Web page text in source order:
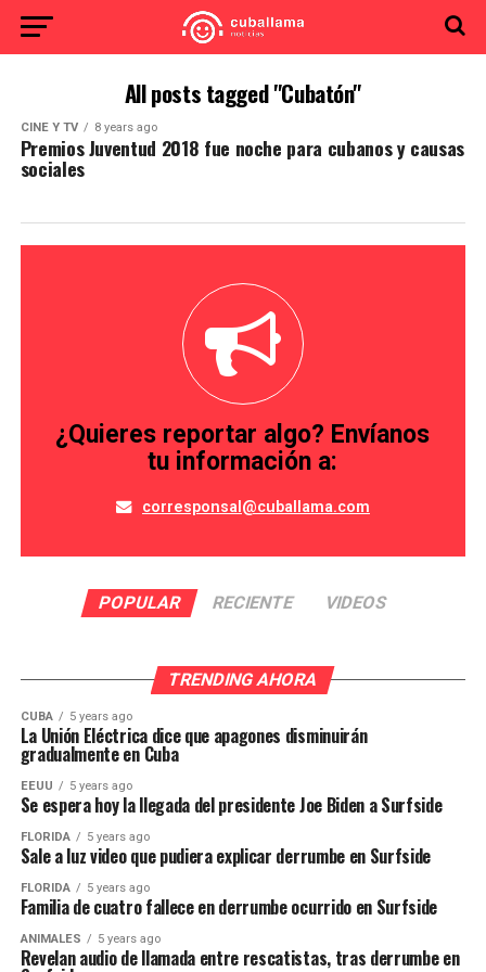
All posts tagged "Cubatón"
CINE Y TV 8 years ago
Premios Juventud 2018 fue noche para cubanos y causas
sociales
¿Quieres reportar algo? Envíanos
tu información a:
corresponsal@cuballama.com
POPULAR RECIENTE VIDEOS
TRENDING AHORA
CUBA 5 years ago
La Unión Eléctrica dice que apagones disminuirán
gradualmente en Cuba
EEUU 5 years ago
Se espera hoy la llegada del presidente Joe Biden a Surfside
FLORIDA 5 years ago
Sale a luz video que pudiera explicar derrumbe en Surfside
FLORIDA 5 years ago
Familia de cuatro fallece en derrumbe ocurrido en Surfside
ANIMALES 5 years ago
Revelan audio de llamada entre rescatistas, tras derrumbe en